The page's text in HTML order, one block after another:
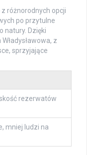
różnorodnych opcji
po przytulne
natury. Dzięki
z
sprzyjające
rezerwatów
mniej ludzi na